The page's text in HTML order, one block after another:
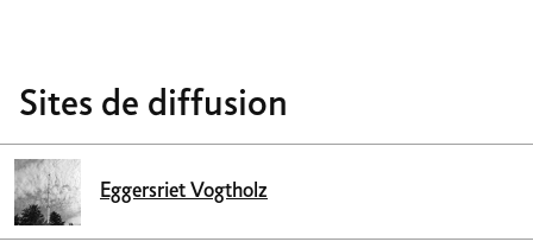
Sites de diffusion
Eggersriet Vogtholz